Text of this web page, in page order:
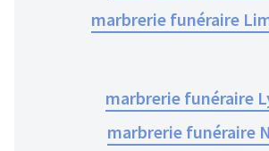
marbrerie funéraire
marbrerie funéraire
marbrerie funéraire